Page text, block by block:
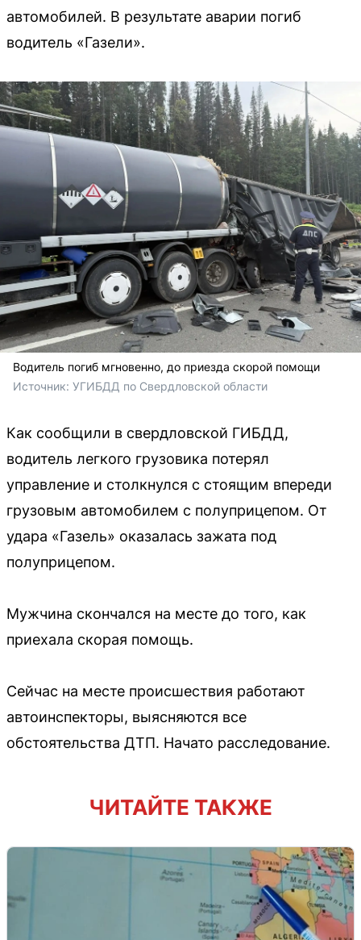
автомобилей. В результате аварии погиб
водитель «Газели».
Водитель погиб мгновенно, до приезда скорой помощи
Источник: УГИБДД по Свердловской области
Как сообщили в свердловской ГИБДД,
водитель легкого грузовика потерял
управление и столкнулся с стоящим впереди
грузовым автомобилем с полуприцепом. От
удара «Газель» оказалась зажата под
полуприцепом.
Мужчина скончался на месте до того, как
приехала скорая помощь.
Сейчас на месте происшествия работают
автоинспекторы, выясняются все
обстоятельства ДТП. Начато расследование.
ЧИТАЙТЕ ТАКЖЕ